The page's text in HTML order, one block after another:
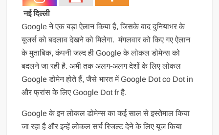
नई दिल्ली
Google ने एक बड़ा ऐलान किया है, जिसके बाद दुनियाभर के
यूजर्स को बदलाव देखने को मिलेगा. मंगलवार को किए गए ऐलान
के मुताबिक, कंपनी जल्द ही Google के लोकल डोमेन्स को
बदलने जा रही है. अभी तक अलग-अलग देशों के लिए लोकल
Google डोमेन होते हैं, जैसे भारत में Google Dot co Dot in
और फ्रांस के लिए Google Dot fr है.
Google के इन लोकल डोमेन्स का कई साल से इस्तेमाल किया
जा रहा है और इन्हें लोकल सर्च रिजल्ट देने के लिए यूज किया